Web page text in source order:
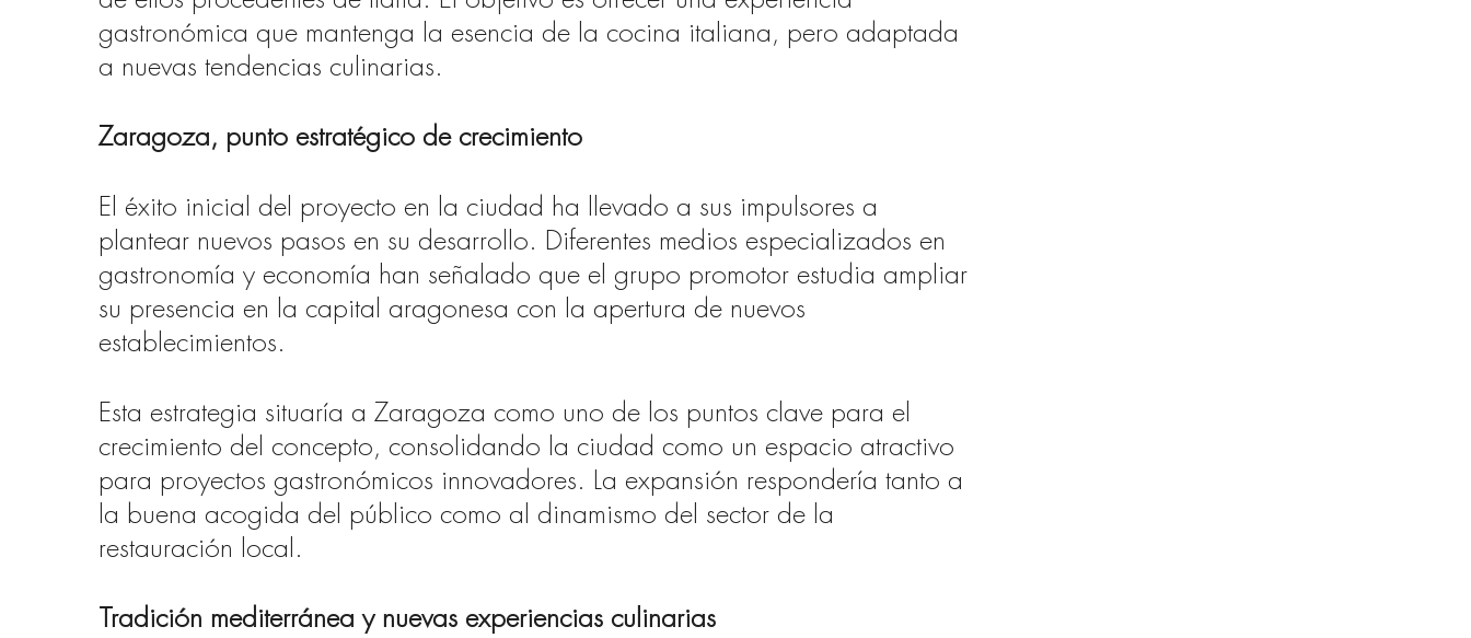
gastronómica que mantenga la esencia de la cocina italiana, pero adaptada
a nuevas tendencias culinarias.
Zaragoza, punto estratégico de crecimiento
El éxito inicial del proyecto en la ciudad ha llevado a sus impulsores a
plantear nuevos pasos en su desarrollo. Diferentes medios especializados en
gastronomía y economía han señalado que el grupo promotor estudia ampliar
su presencia en la capital aragonesa con la apertura de nuevos
establecimientos.
Esta estrategia situaría a Zaragoza como uno de los puntos clave para el
crecimiento del concepto, consolidando la ciudad como un espacio atractivo
para proyectos gastronómicos innovadores. La expansión respondería tanto a
la buena acogida del público como al dinamismo del sector de la
restauración local.
Tradición mediterránea y nuevas experiencias culinarias